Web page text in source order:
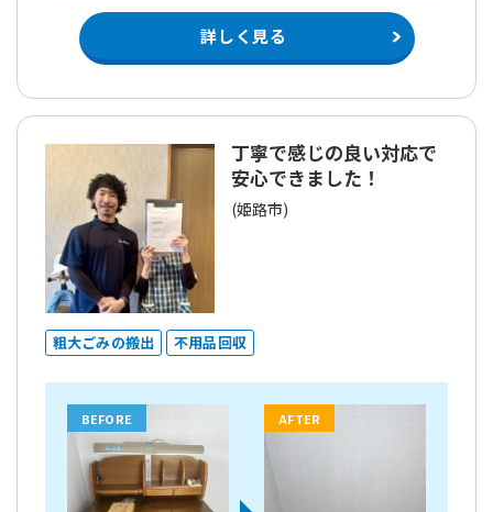
詳しく見る
丁寧で感じの良い対応で
安心できました！
(姫路市)
粗大ごみの搬出 不用品回収
BEFORE AFTER